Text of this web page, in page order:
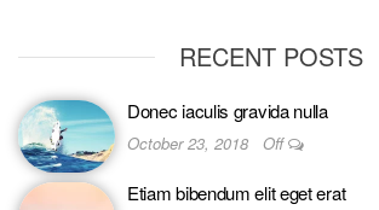
RECENT POSTS
Donec iaculis gravida nulla
October 23, 2018 Off
Etiam bibendum elit eget erat